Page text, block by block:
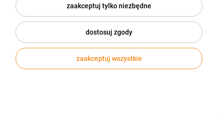
zaakceptuj tylko niezbędne
dostosuj zgody
zaakceptuj wszystkie